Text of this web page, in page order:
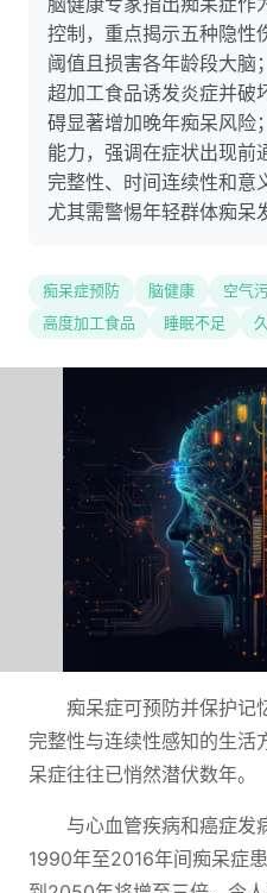
控制，重点揭示五种隐性
阈值且损害各年龄段大脑
超加工食品诱发炎症并破
碍显著增加晚年痴呆风险
能力，强调在症状出现前
完整性、时间连续性和意
尤其需警惕年轻群体痴呆
痴呆症预防 脑健康 空气
高度加工食品
睡眠不足
痴呆症可预防并保护记
完整性与连续性感知的生活
呆症往往已悄然潜伏数年。
与心血管疾病和癌症发
1990年至2016年间痴呆症